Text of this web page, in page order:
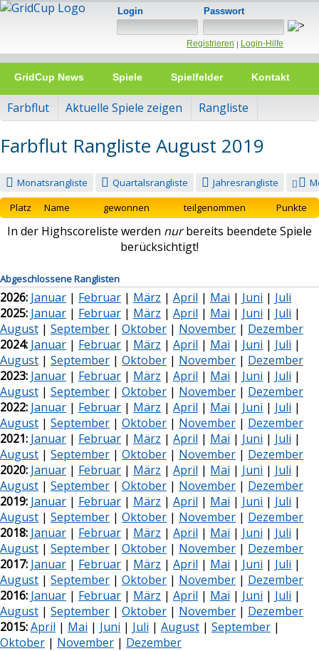
Login Passwort
Registrieren | Login-Hilfe
GridCup News Spiele Spielfelder Kontakt
Farbflut Aktuelle Spiele zeigen Rangliste
Farbflut Rangliste August 2019
Monatsrangliste Quartalsrangliste Jahresrangliste
Platz
Name gewonnen teilgenommen Punkte
In der Highscoreliste werden nurbereits beendete Spiele
berücksichtigt!
Abgeschlossene Ranglisten
2026: Januar | Februar | März | April | Mai | Juni | Juli
2025: Januar | Februar | März | April | Mai | Juni | Juli |
August | September | Oktober | November | Dezember
2024: Januar | Februar | März | April | Mai | Juni | Juli |
August | September | Oktober | November | Dezember
2023: Januar | Februar | März | April | Mai | Juni | Juli |
August | September | Oktober | November | Dezember
2022: Januar | Februar | März | April | Mai | Juni | Juli |
August | September | Oktober | November | Dezember
2021: Januar | Februar | März | April | Mai | Juni | Juli |
August | September | Oktober | November | Dezember
2020: Januar | Februar | März | April | Mai | Juni | Juli |
August | September | Oktober | November | Dezember
2019: Januar | Februar | März | April | Mai | Juni | Juli |
August | September | Oktober | November | Dezember
2018: Januar | Februar | März | April | Mai | Juni | Juli |
August | September | Oktober | November | Dezember
2017: Januar | Februar | März | April | Mai | Juni | Juli |
August | September | Oktober | November | Dezember
2016: Januar | Februar | März | April | Mai | Juni | Juli |
August | September | Oktober | November | Dezember
2015:April | Mai | Juni | Juli | August | September |
Oktober | November | Dezember